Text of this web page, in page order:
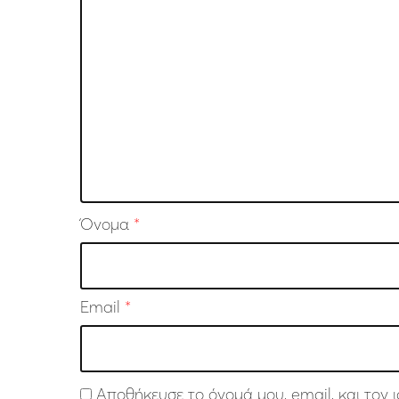
Όνομα *
Email *
Αποθήκευσε το όνομά μου, email, και τον